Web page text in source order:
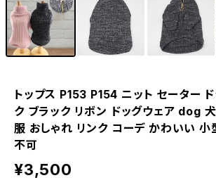
トップス P153 P154 ニット セーター
ク ブラック リボン ドッグウェア dog
服 おしゃれ リンク コーデ かわいい
不可
¥3,500